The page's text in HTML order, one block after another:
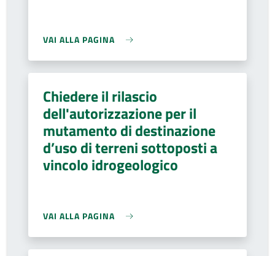
VAI ALLA PAGINA
Chiedere il rilascio
dell'autorizzazione per il
mutamento di destinazione
d’uso di terreni sottoposti a
vincolo idrogeologico
VAI ALLA PAGINA